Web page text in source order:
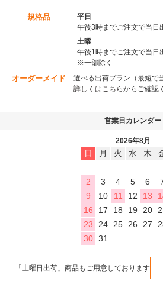
規格品
平日
午後3時までご注文で当日
土曜
午後1時までご注文で当日
※一部除く
オーダーメイド
選べる出荷プラン（最短で
詳しくはこちらからご確認
営業日カレンダー
2026年8月
日 月 火 水 木
2
3 4 5 6
9
10 11 12 13
16
17 18 19 20
23
24 25 26 27
30 31
「土曜日出荷」商品もご用意しております